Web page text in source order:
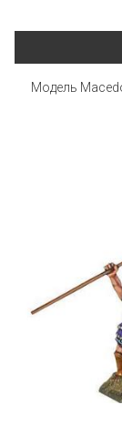
Модель